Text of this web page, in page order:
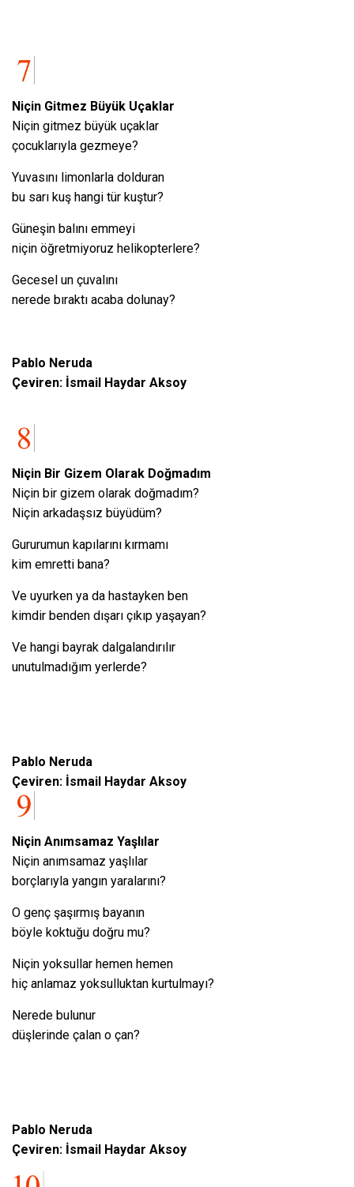
Niçin Gitmez Büyük Uçaklar
Niçin gitmez büyük uçaklar
çocuklarıyla gezmeye?
Yuvasını limonlarla dolduran
bu sarı kuş hangi tür kuştur?
Güneşin balını emmeyi
niçin öğretmiyoruz helikopterlere?
Gecesel un çuvalını
nerede bıraktı acaba dolunay?
Pablo Neruda
Çeviren: İsmail Haydar Aksoy
Niçin Bir Gizem Olarak Doğmadım
Niçin bir gizem olarak doğmadım?
Niçin arkadaşsız büyüdüm?
Gururumun kapılarını kırmamı
kim emretti bana?
Ve uyurken ya da hastayken ben
kimdir benden dışarı çıkıp yaşayan?
Ve hangi bayrak dalgalandırılır
unutulmadığım yerlerde?
Pablo Neruda
Çeviren: İsmail Haydar Aksoy
Niçin Anımsamaz Yaşlılar
Niçin anımsamaz yaşlılar
borçlarıyla yangın yaralarını?
O genç şaşırmış bayanın
böyle koktuğu doğru mu?
Niçin yoksullar hemen hemen
hiç anlamaz yoksulluktan kurtulmayı?
Nerede bulunur
düşlerinde çalan o çan?
Pablo Neruda
Çeviren: İsmail Haydar Aksoy